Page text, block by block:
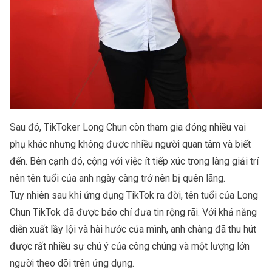
Sau đó, TikToker Long Chun còn tham gia đóng nhiều vai
phụ khác nhưng không được nhiều người quan tâm và biết
đến. Bên cạnh đó, cộng với việc ít tiếp xúc trong làng giải trí
nên tên tuổi của anh ngày càng trở nên bị quên lãng.
Tuy nhiên sau khi ứng dụng TikTok ra đời, tên tuổi của Long
Chun TikTok đã được báo chí đưa tin rộng rãi. Với khả năng
diễn xuất lầy lội và hài hước của mình, anh chàng đã thu hút
được rất nhiều sự chú ý của công chúng và một lượng lớn
người theo dõi trên ứng dụng.